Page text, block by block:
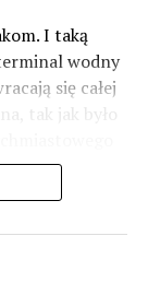
I taką
wodny
się całej
tak jak było
Pomorza,
jest naszą